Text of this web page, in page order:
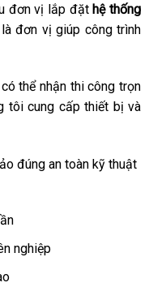
đơn vị lắp đặthệ thống
đơn vị giúp công trình
thể nhận thi công trọn
tôi cung cấp thiết bị và
đúng an toàn kỹ thuật
nghiệp